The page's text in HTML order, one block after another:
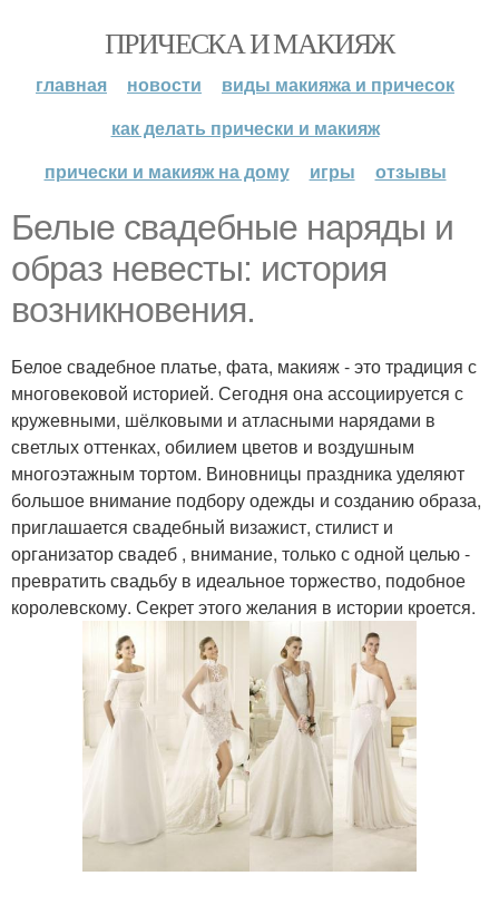
ПРИЧЕСКА И МАКИЯЖ
главная новости
виды макияжа и причесок
как делать прически и макияж
прически и макияж на дому
игры отзывы
Белые свадебные наряды и
образ невесты: история
возникновения.
Белое свадебное платье, фата, макияж - это традиция с
многовековой историей. Сегодня она ассоциируется с
кружевными, шёлковыми и атласными нарядами в
светлых оттенках, обилием цветов и воздушным
многоэтажным тортом. Виновницы праздника уделяют
большое внимание подбору одежды и созданию образа,
приглашается свадебный визажист, стилист и
организатор свадеб , внимание, только с одной целью -
превратить свадьбу в идеальное торжество, подобное
королевскому. Секрет этого желания в истории кроется.